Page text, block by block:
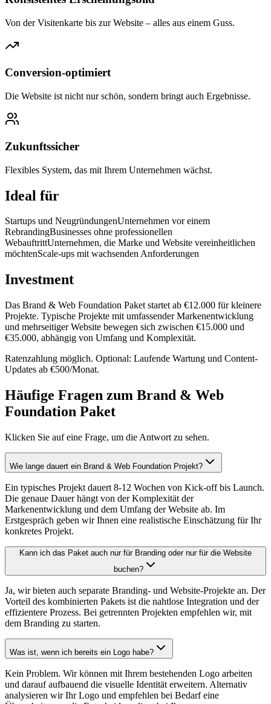
Von der Visitenkarte bis zur Website – alles aus einem Guss.
Conversion-optimiert
Die Website ist nicht nur schön, sondern bringt auch Ergebnisse.
Zukunftssicher
Flexibles System, das mit Ihrem Unternehmen wächst.
Ideal für
Startups und NeugründungenUnternehmen vor einem
RebrandingBusinesses ohne professionellen
WebauftrittUnternehmen, die Marke und Website vereinheitlichen
möchtenScale-ups mit wachsenden Anforderungen
Investment
Das Brand & Web Foundation Paket startet ab €12.000 für kleinere
Projekte. Typische Projekte mit umfassender Markenentwicklung
und mehrseitiger Website bewegen sich zwischen €15.000 und
€35.000, abhängig von Umfang und Komplexität.
Ratenzahlung möglich. Optional: Laufende Wartung und Content-
Updates ab €500/Monat.
Häufige Fragen zum Brand & Web
Foundation Paket
Klicken Sie auf eine Frage, um die Antwort zu sehen.
Wie lange dauert ein Brand & Web Foundation Projekt?
Ein typisches Projekt dauert 8-12 Wochen von Kick-off bis Launch.
Die genaue Dauer hängt von der Komplexität der
Markenentwicklung und dem Umfang der Website ab. Im
Erstgespräch geben wir Ihnen eine realistische Einschätzung für Ihr
konkretes Projekt.
Kann ich das Paket auch nur für Branding oder nur für die Website
buchen?
Ja, wir bieten auch separate Branding- und Website-Projekte an. Der
Vorteil des kombinierten Pakets ist die nahtlose Integration und der
effizientere Prozess. Bei getrennten Projekten empfehlen wir, mit
dem Branding zu starten.
Was ist, wenn ich bereits ein Logo habe?
Kein Problem. Wir können mit Ihrem bestehenden Logo arbeiten
und darauf aufbauend die visuelle Identität erweitern. Alternativ
analysieren wir Ihr Logo und empfehlen bei Bedarf eine